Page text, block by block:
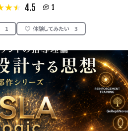
4.5 1
1 体験してみたい 3